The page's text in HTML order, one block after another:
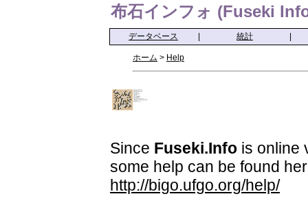
布石インフォ (Fuseki
データベース 統計
ホーム > Help
Since Fuseki.Info is online
some help can be found
http://bigo.ufgo.org/help/